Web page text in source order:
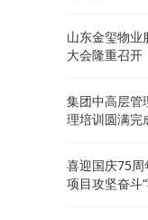
山东金玺物业
大会隆重召开
集团中高层管
理培训圆满完
喜迎国庆75
项目攻坚奋斗